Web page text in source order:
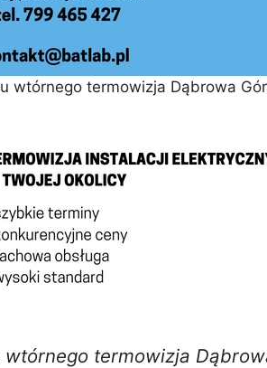
wtórnego termowizja Dąbrowa
termowizja